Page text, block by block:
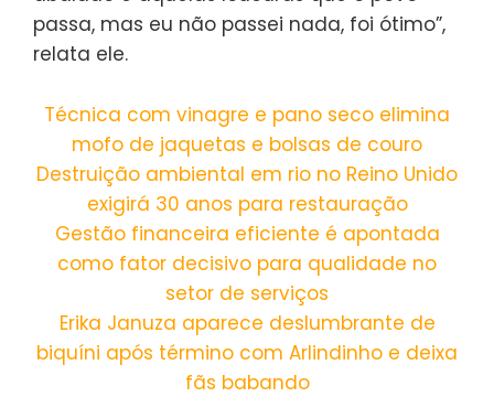
passa, mas eu não passei nada, foi ótimo”,
relata ele.
Técnica com vinagre e pano seco elimina
mofo de jaquetas e bolsas de couro
Destruição ambiental em rio no Reino Unido
exigirá 30 anos para restauração
Gestão financeira eficiente é apontada
como fator decisivo para qualidade no
setor de serviços
Erika Januza aparece deslumbrante de
biquíni após término com Arlindinho e deixa
fãs babando